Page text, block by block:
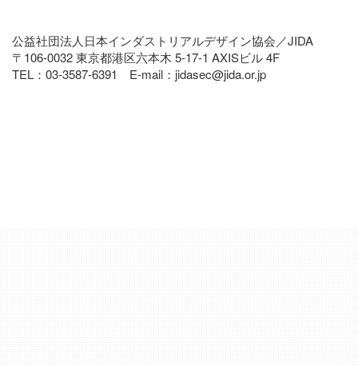
公益社団法人日本インダストリアルデザイン協会／JIDA
〒106-0032 東京都港区六本木 5‐17‐1 AXISビル 4F
TEL：03‐3587‐6391 E-mail：jidasec@jida.or.jp